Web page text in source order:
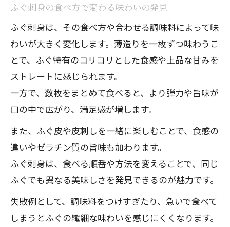
ふぐ刺身の食べ方で変わる味わいの発見
ふぐ刺身は、その食べ方や合わせる調味料によって味
わいが大きく変化します。薄造りを一枚ずつ味わうこ
とで、ふぐ特有のコリコリとした食感や上品な甘みを
ストレートに感じられます。
一方で、数枚をまとめて食べると、より弾力や旨味が
口の中で広がり、満足感が増します。
また、ふぐ皮や皮刺しを一緒に楽しむことで、食感の
違いやゼラチン質の旨味も加わります。
ふぐ刺身は、食べる順番や方法を変えることで、同じ
ふぐでも異なる美味しさを発見できるのが魅力です。
失敗例として、調味料をつけすぎたり、急いで食べて
しまうとふぐの繊細な味わいを感じにくくなります。